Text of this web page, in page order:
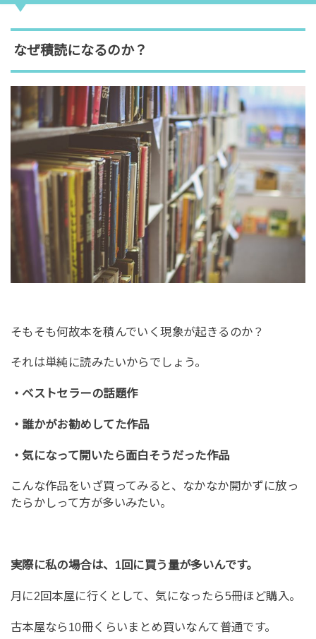
なぜ積読になるのか？
そもそも何故本を積んでいく現象が起きるのか？
それは単純に読みたいからでしょう。
・ベストセラーの話題作
・誰かがお勧めしてた作品
・気になって開いたら面白そうだった作品
こんな作品をいざ買ってみると、なかなか開かずに放っ
たらかしって方が多いみたい。
実際に私の場合は、1回に買う量が多いんです。
月に2回本屋に行くとして、気になったら5冊ほど購入。
古本屋なら10冊くらいまとめ買いなんて普通です。